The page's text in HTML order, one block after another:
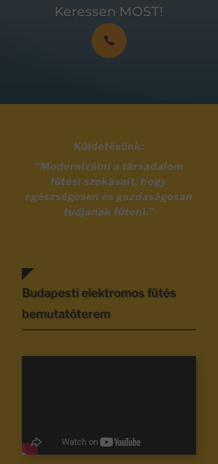
Keressen MOST!

Küldetésünk:
“Modernizálni a társadalom
fűtési szokásait, hogy
egészségesen és gazdaságosan
tudjanak fűteni.”
Budapesti elektromos fűtés
bemutatóterem